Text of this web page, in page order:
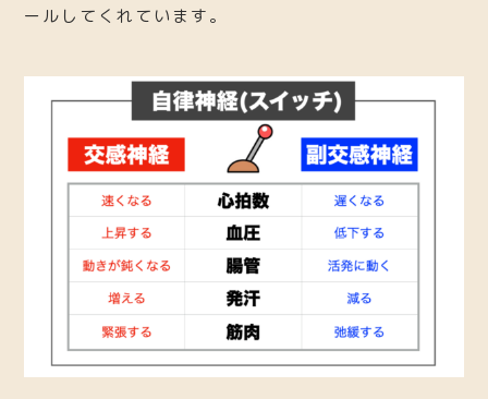
ールしてくれています。